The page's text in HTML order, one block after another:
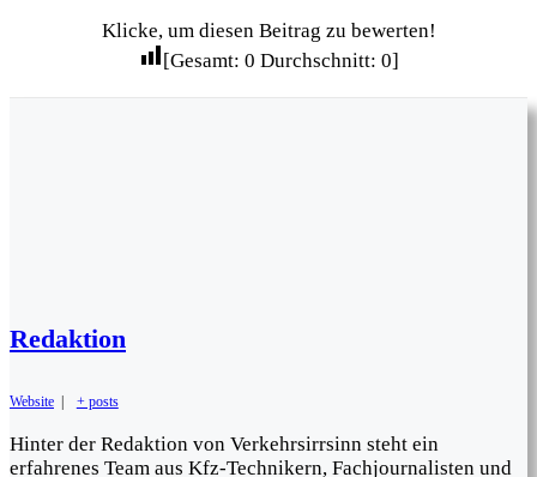
Klicke, um diesen Beitrag zu bewerten!
[Gesamt: 0 Durchschnitt: 0]
Redaktion
Website + posts
Hinter der Redaktion von Verkehrsirrsinn steht ein
erfahrenes Team aus Kfz-Technikern, Fachjournalisten und